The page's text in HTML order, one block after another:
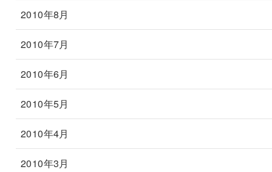
2010年8月
2010年7月
2010年6月
2010年5月
2010年4月
2010年3月